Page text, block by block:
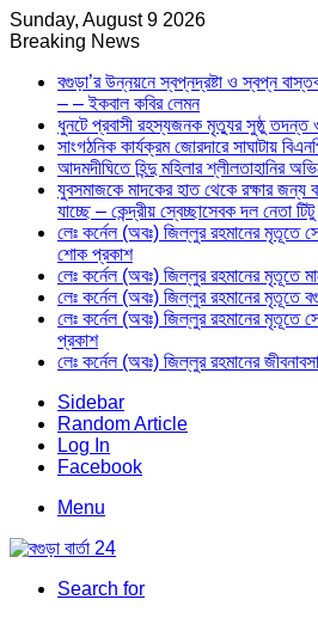
Sunday, August 9 2026
Breaking News
বগুড়া’র উন্নয়নে স্বপ্নদ্রষ্টা ও স্বপ্ন
– – ইকবাল কবির লেমন
ধুনটে প্রবাসী রহস্যজনক মৃত্যুর সুষ্ঠু তদন্ত ও
সাংগঠনিক কার্যক্রম জোরদারে সাঘাটায়
আদমদীঘিতে হিন্দু মহিলার শ্লীলতাহানির
যুবসমাজকে মাদকের হাত থেকে রক্ষার জন্য
যাচ্ছে – কেন্দ্রীয় স্বেচ্ছাসেবক দল নেতা টিটু
লেঃ কর্নেল (অবঃ) জিল্লুর রহমানের মৃতূতে
শোক প্রকাশ
লেঃ কর্নেল (অবঃ) জিল্লুর রহমানের মৃতূতে
লেঃ কর্নেল (অবঃ) জিল্লুর রহমানের মৃতূতে
লেঃ কর্নেল (অবঃ) জিল্লুর রহমানের মৃতূতে
প্রকাশ
লেঃ কর্নেল (অবঃ) জিল্লুর রহমানের
Sidebar
Random Article
Log In
Facebook
Menu
Search for